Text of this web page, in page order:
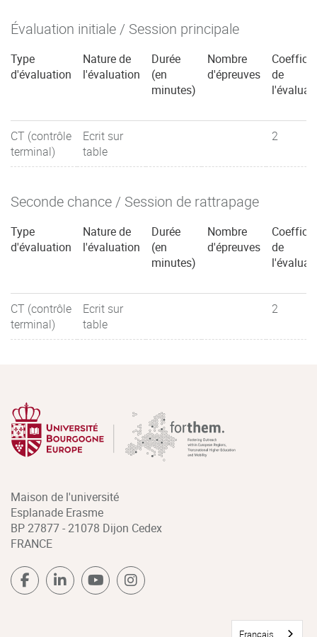
Évaluation initiale / Session principale
Type
d'évaluation
Nature de
l'évaluation
Durée
(en
minutes)
Nombre
d'épreuves
de
CT (contrôle
terminal)
Ecrit sur
table
2
Seconde chance / Session de rattrapage
Type
d'évaluation
Nature de
l'évaluation
Durée
(en
minutes)
Nombre
d'épreuves
de
CT (contrôle
terminal)
Ecrit sur
table
2
Maison de l'université
Esplanade Erasme
BP 27877 - 21078 Dijon Cedex
FRANCE
Français